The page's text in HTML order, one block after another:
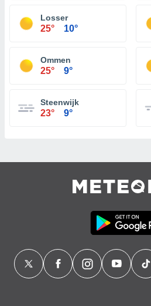
Losser
25° 10°
Ommen
25° 9°
Steenwijk
23° 9°